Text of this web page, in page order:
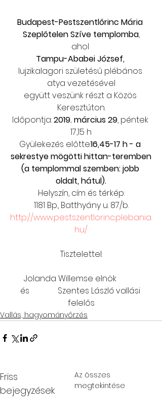
Budapest-Pestszentlőrinc Mária
Szeplőtelen Szíve templomba,
ahol
Tampu-Ababei József,
lujzikalagori születésű plébános
atya vezetésével
együtt veszünk részt a Közös
Keresztúton.
Időpontja: 2019. március 29, péntek
17,15 h
Gyülekezés előtte:16,45-17 h - a
sekrestye mögötti hittan-teremben
(a templommal szemben: jobb
oldalt, hátul).
Helyszín, cím és térkép:
1181 Bp., Batthyány u. 87/b.
http://www.pestszentlorinc.plebania.
hu/
Tisztelettel:
Jolanda Willemse elnök
és              Szentes László vallási
felelős
Vallás, hagyományőrzés
Friss
bejegyzések
Az összes
megtekintése